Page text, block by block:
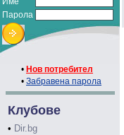
Парола
• Нов потребител
• Забравена парола
Клубове
• Dir.bg